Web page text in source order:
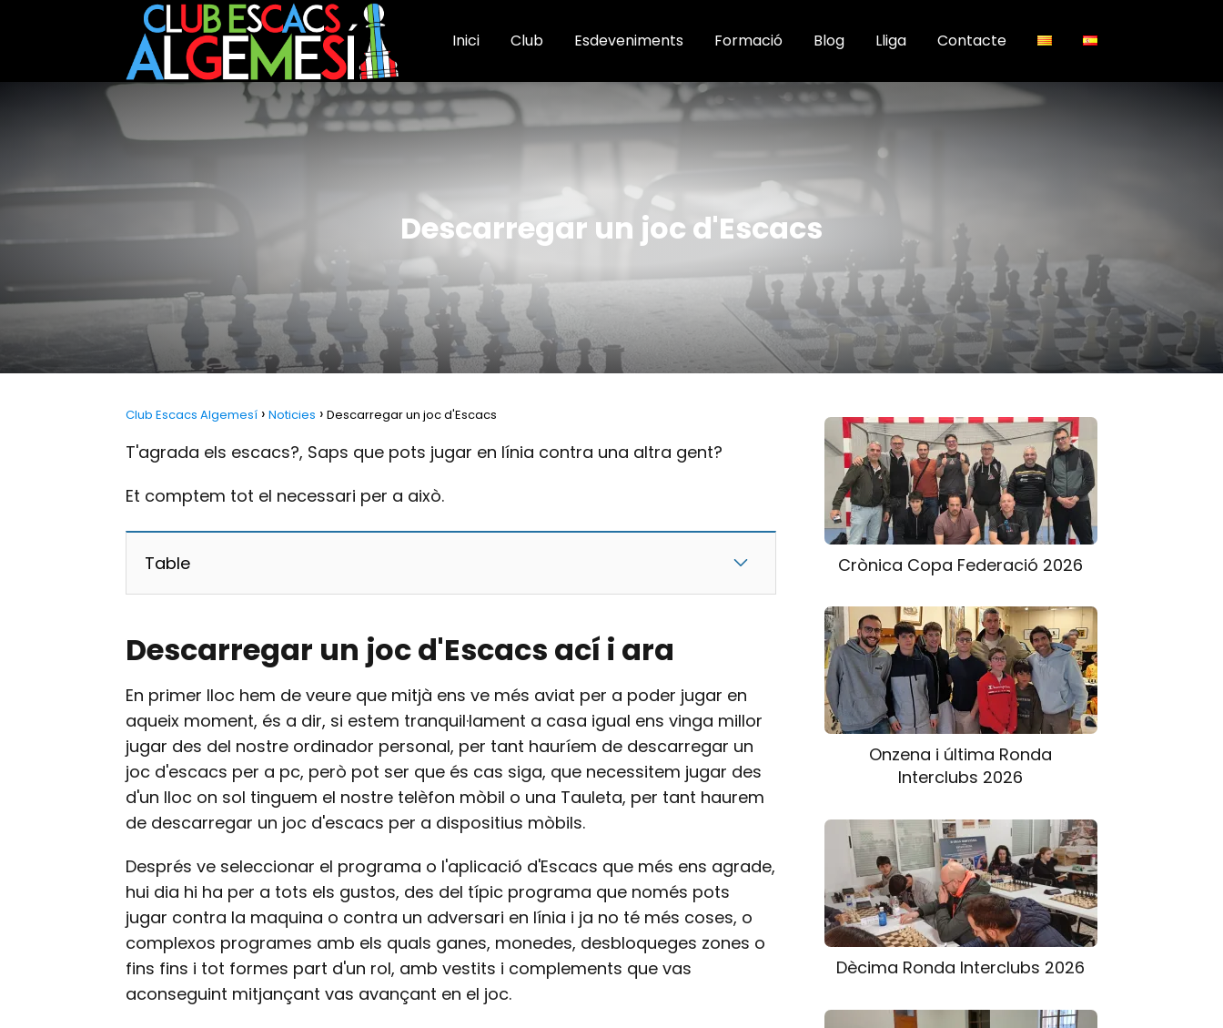
Inici Club Esdeveniments Formació Blog Lliga Contacte
Descarregar un joc d'Escacs
Club Escacs Algemesí Noticies Descarregar un joc d'Escacs
T'agrada els escacs?, Saps que pots jugar en línia contra una altra gent?
Et comptem tot el necessari per a això.
Table
Descarregar un joc d'Escacs ací i ara
En primer lloc hem de veure que mitjà ens ve més aviat per a poder jugar en
aqueix moment, és a dir, si estem tranquil·lament a casa igual ens vinga millor
jugar des del nostre ordinador personal, per tant hauríem de descarregar un
joc d'escacs per a pc, però pot ser que és cas siga, que necessitem jugar des
d'un lloc on sol tinguem el nostre telèfon mòbil o una Tauleta, per tant haurem
de descarregar un joc d'escacs per a dispositius mòbils.
Després ve seleccionar el programa o l'aplicació d'Escacs que més ens agrade,
hui dia hi ha per a tots els gustos, des del típic programa que només pots
jugar contra la maquina o contra un adversari en línia i ja no té més coses, o
complexos programes amb els quals ganes, monedes, desbloqueges zones o
fins fins i tot formes part d'un rol, amb vestits i complements que vas
aconseguint mitjançant vas avançant en el joc.
Crònica Copa Federació 2026
Onzena i última Ronda
Interclubs 2026
Dècima Ronda Interclubs 2026